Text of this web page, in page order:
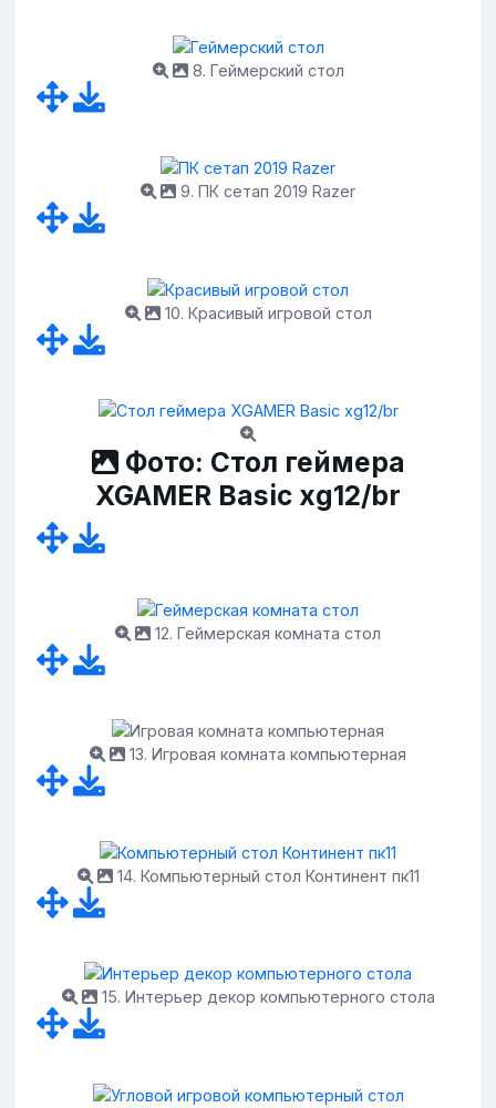
8. Геймерский стол
9. ПК сетап 2019 Razer
10. Красивый игровой стол
Фото: Стол геймера
XGAMER Basic xg12/br
12. Геймерская комната стол
13. Игровая комната компьютерная
14. Компьютерный стол Континент пк11
15. Интерьер декор компьютерного стола